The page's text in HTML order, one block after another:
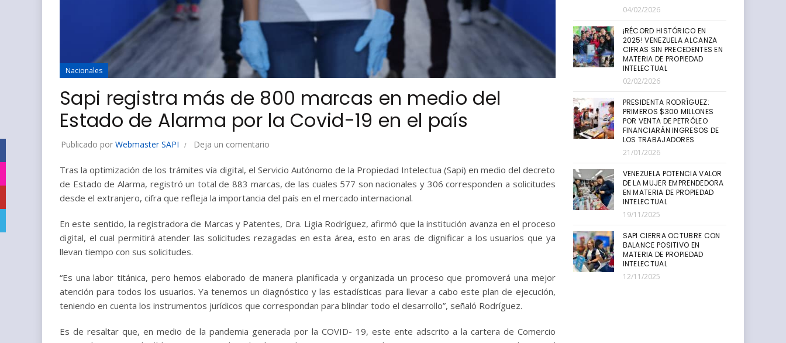
Nacionales
Sapi registra más de 800 marcas en medio del
Estado de Alarma por la Covid-19 en el país
Publicado por Webmaster SAPI Deja un comentario
Tras la optimización de los trámites vía digital, el Servicio Autónomo de la Propiedad Intelectua (Sapi) en medio del decreto
de Estado de Alarma, registró un total de 883 marcas, de las cuales 577 son nacionales y 306 corresponden a solicitudes
desde el extranjero, cifra que refleja la importancia del país en el mercado internacional.
En este sentido, la registradora de Marcas y Patentes, Dra. Ligia Rodríguez, afirmó que la institución avanza en el proceso
digital, el cual permitirá atender las solicitudes rezagadas en esta área, esto en aras de dignificar a los usuarios que ya
llevan tiempo con sus solicitudes.
“Es una labor titánica, pero hemos elaborado de manera planificada y organizada un proceso que promoverá una mejor
atención para todos los usuarios. Ya tenemos un diagnóstico y las estadísticas para llevar a cabo este plan de ejecución,
teniendo en cuenta los instrumentos jurídicos que correspondan para blindar todo el desarrollo”, señaló Rodríguez.
Es de resaltar que, en medio de la pandemia generada por la COVID- 19, este ente adscrito a la cartera de Comercio
04/02/2026
¡RÉCORD HISTÓRICO EN
2025! VENEZUELA ALCANZA
CIFRAS SIN PRECEDENTES EN
MATERIA DE PROPIEDAD
INTELECTUAL
02/02/2026
PRESIDENTA RODRÍGUEZ:
PRIMEROS $300 MILLONES
POR VENTA DE PETRÓLEO
FINANCIARÁN INGRESOS DE
LOS TRABAJADORES
21/01/2026
VENEZUELA POTENCIA VALOR
DE LA MUJER EMPRENDEDORA
EN MATERIA DE PROPIEDAD
INTELECTUAL
19/11/2025
SAPI CIERRA OCTUBRE CON
BALANCE POSITIVO EN
MATERIA DE PROPIEDAD
INTELECTUAL
12/11/2025